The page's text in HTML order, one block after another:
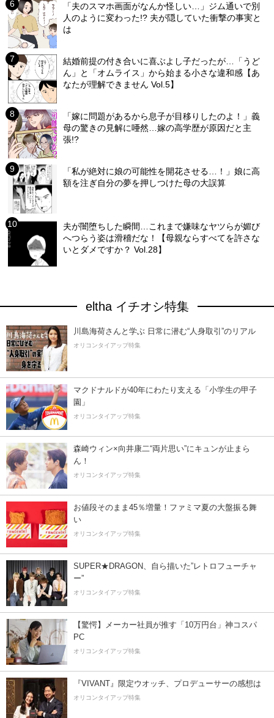
「夫のスマホ画面がなんか怪しい…」ジム通いで別
人のように変わった!? 夫が隠していた衝撃の事実と
は
結婚前提の付き合いに喜ぶよし子だったが…「うど
ん」と「オムライス」から始まる小さな違和感【あ
なたが理解できません Vol.5】
「嫁に問題があるから息子が目移りしたのよ！」義
母の驚きの見解に唖然…嫁の高学歴が原因だと主
張!?
「私が絶対に娘の可能性を開花させる…！」娘に高
額を注ぎ自分の夢を押しつけた母の大誤算
夫が闇堕ちした瞬間…これまで嫌味なヤツらが媚び
へつらう姿は滑稽だな！【母親ならすべてを許さな
いとダメですか？ Vol.28】
eltha イチオシ特集
川島海荷さんと学ぶ 日常に潜む“人身取引”のリアル
オリコンタイアップ特集
マクドナルドが40年にわたり支える「小学生の甲子
園」
オリコンタイアップ特集
森崎ウィン×向井康二“両片思い”にキュンが止まら
ん！
オリコンタイアップ特集
お値段そのまま45％増量！ファミマ夏の大盤振る舞
い
オリコンタイアップ特集
SUPER★DRAGON、自ら描いた”レトロフューチャ
ー”
オリコンタイアップ特集
【驚愕】メーカー社員が推す「10万円台」神コスパ
PC
オリコンタイアップ特集
『VIVANT』限定ウオッチ、プロデューサーの感想は
オリコンタイアップ特集